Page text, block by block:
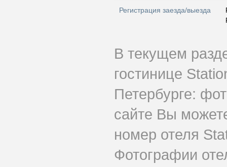
Регистрация заезда/выезда
В текущем
гостинице
Петербурге:
сайте Вы
номер отеля
Фотографии